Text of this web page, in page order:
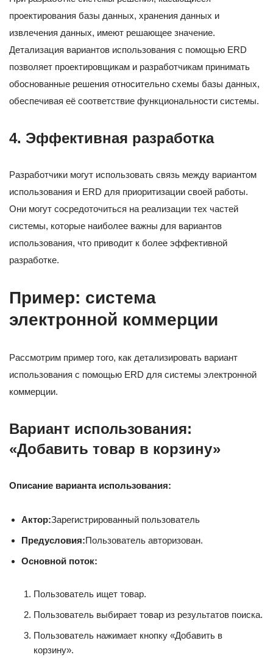
проектирования базы данных, хранения данных и
извлечения данных, имеют решающее значение.
Детализация вариантов использования с помощью ERD
позволяет проектировщикам и разработчикам принимать
обоснованные решения относительно схемы базы данных,
обеспечивая её соответствие функциональности системы.
4. Эффективная разработка
Разработчики могут использовать связь между вариантом
использования и ERD для приоритизации своей работы.
Они могут сосредоточиться на реализации тех частей
системы, которые наиболее важны для вариантов
использования, что приводит к более эффективной
разработке.
Пример: система
электронной коммерции
Рассмотрим пример того, как детализировать вариант
использования с помощью ERD для системы электронной
коммерции.
Вариант использования:
«Добавить товар в корзину»
Описание варианта использования:
Актор:Зарегистрированный пользователь
Предусловия:Пользователь авторизован.
Основной поток:
Пользователь ищет товар.
Пользователь выбирает товар из результатов поиска.
Пользователь нажимает кнопку «Добавить в
корзину».